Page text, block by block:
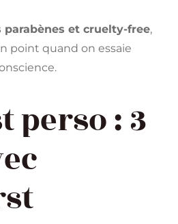
parabènes et cruelty-free,
point quand on essaie
perso : 3